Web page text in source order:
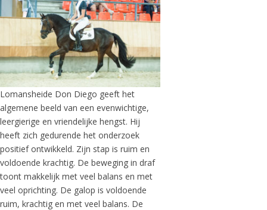
Lomansheide Don Diego geeft het
algemene beeld van een evenwichtige,
leergierige en vriendelijke hengst. Hij
heeft zich gedurende het onderzoek
positief ontwikkeld. Zijn stap is ruim en
voldoende krachtig. De beweging in draf
toont makkelijk met veel balans en met
veel oprichting. De galop is voldoende
ruim, krachtig en met veel balans. De